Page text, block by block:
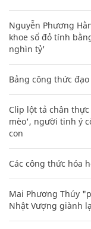
Nguyễn Phương
khoe sổ đỏ tính
nghìn tỷ'
Bảng công thức
Clip lột tả chân
mèo', người tinh ý
con
Các công thức hóa
Mai Phương Thúy
Nhật Vượng giành